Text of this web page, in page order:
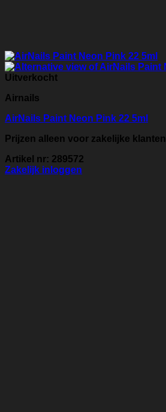
Uitverkocht
Airnails
AirNails Paint Neon Pink 22 5ml
Prijzen alleen voor zakelijke klanten
Artikel nr: 289572
Zakelijk inloggen